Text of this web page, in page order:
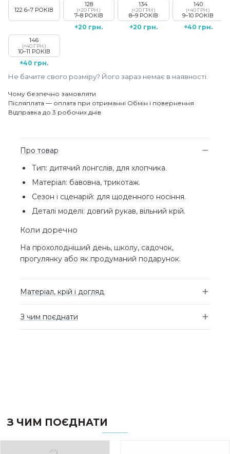
122 6–7 РОКІВ
128
(+20 ГРН.)
7–8 РОКІВ
+20 грн.
134
(+20 ГРН.)
8–9 РОКІВ
+20 грн.
140
(+40 ГРН.)
9–10 РОКІВ
+40 грн.
146
(+40 ГРН.)
10–11 РОКІВ
+40 грн.
Не бачите свого розміру? Його зараз немає в наявності.
Чому безпечно замовляти
Післяплата — оплата при отриманні Обмін і повернення
Відправка до 3 робочих днів
Про товар
Тип: дитячий лонгслів, для хлопчика.
Матеріал: бавовна, трикотаж.
Сезон і сценарій: для щоденного носіння.
Деталі моделі: довгий рукав, вільний крій.
Коли доречно
На прохолодніший день, школу, садочок,
прогулянку або як продуманий подарунок.
Матеріал, крій і догляд
З чим поєднати
З ЧИМ ПОЄДНАТИ